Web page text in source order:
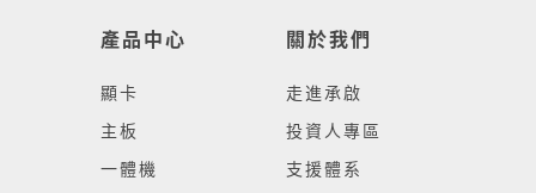
產品中心
顯卡
主板
一體機
關於我們
走進承啟
投資人專區
支援體系